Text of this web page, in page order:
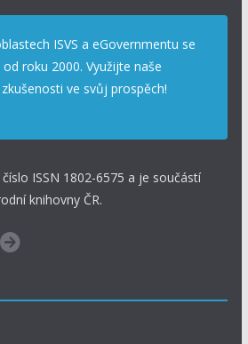
ISVS a eGovernmentu se
roku 2000. Využijte naše
ve svůj prospěch!
ISSN 1802-6575 a je součástí
knihovny ČR.